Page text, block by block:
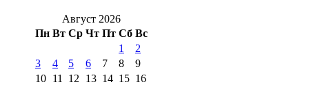
Август 2026
Пн Вт Ср Чт Пт Сб Вс
1
2
3
4 5 6 7 8
9
10 11 12 13 14 15 16